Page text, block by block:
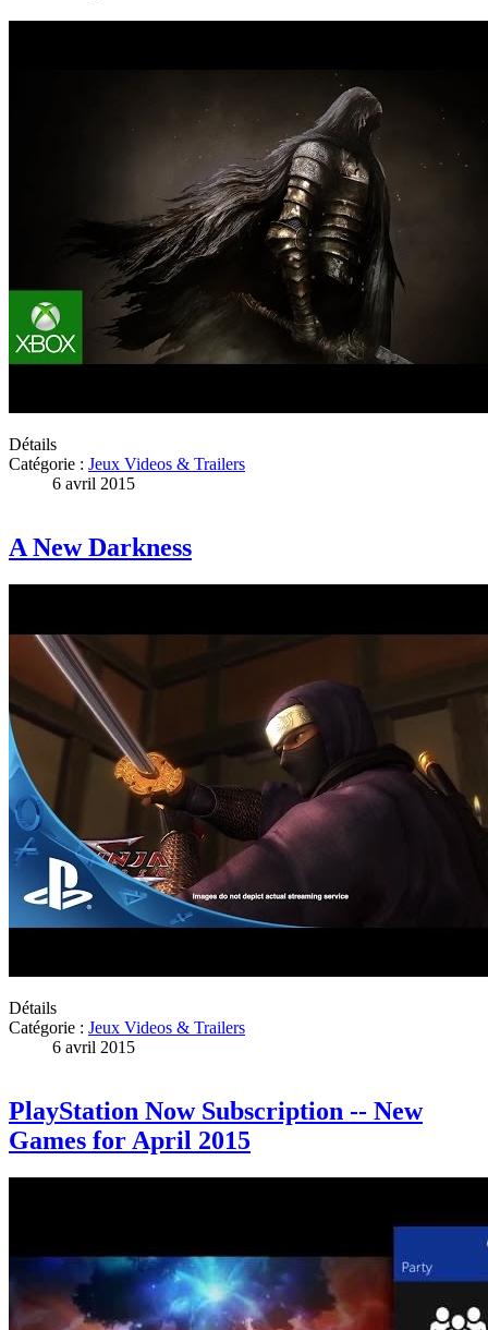
Détails
Catégorie : Jeux Videos & Trailers
6 avril 2015
A New Darkness
Détails
Catégorie : Jeux Videos & Trailers
6 avril 2015
PlayStation Now Subscription -- New
Games for April 2015